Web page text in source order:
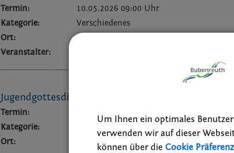
Termin:
10.05.2026 09:00 Uhr
Kategorie:
Verschiedenes
Ort:
Dorffest in Kleinseebach
Veranstalter:
Jugendgottesdienst
Termin:
Kategorie:
Ort:
Katholische Kirche Maria Heimsuchung
Um Ihnen ein optimales
verwenden wir auf dieser
können über die Cookie